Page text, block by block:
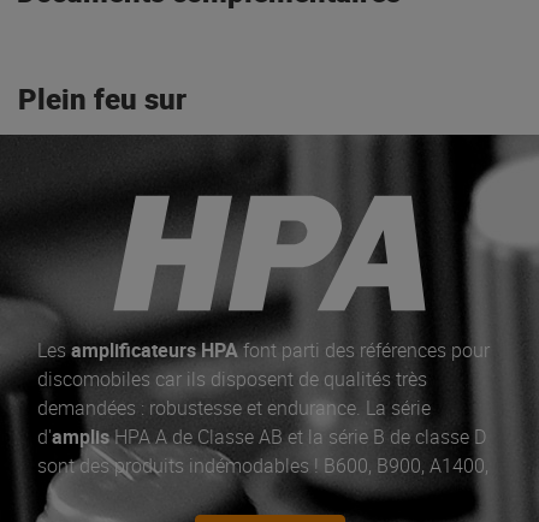
Plein feu sur
Les amplificateurs HPAfont parti des références pour
discomobiles car ils disposent de qualités très
demandées : robustesse et endurance. La série
d'amplisHPA A de Classe AB et la série B de classe D
sont des produits indémodables ! B600, B900, A1400,
A1800 sont les best-sellers SonoVente.com !